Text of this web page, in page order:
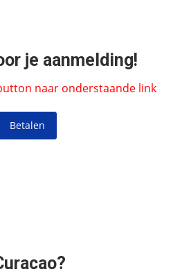
je aanmelding!
naar onderstaande link
Betalen